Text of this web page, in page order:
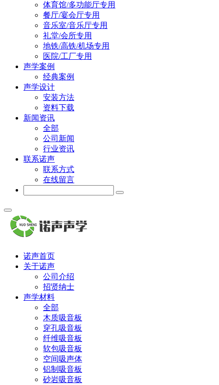
体育馆/多功能厅专用
餐厅/宴会厅专用
音乐室/音乐厅专用
礼堂/会所专用
地铁/高铁/机场专用
医院/工厂专用
声学案例
经典案例
声学设计
安装方法
资料下载
新闻资讯
全部
公司新闻
行业资讯
联系诺声
联系方式
在线留言
诺声首页
关于诺声
公司介绍
招贤纳士
声学材料
全部
木质吸音板
穿孔吸音板
纤维吸音板
软包吸音板
空间吸声体
铝制吸音板
砂岩吸音板